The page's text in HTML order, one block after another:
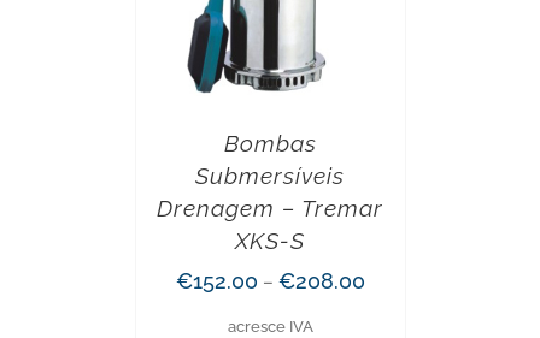
Bombas
Submersíveis
Drenagem – Tremar
XKS-S
€152.00 – €208.00
acresce IVA